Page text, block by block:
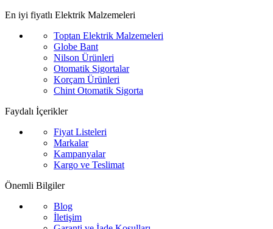
En iyi fiyatlı Elektrik Malzemeleri
Toptan Elektrik Malzemeleri
Globe Bant
Nilson Ürünleri
Otomatik Sigortalar
Korçam Ürünleri
Chint Otomatik Sigorta
Faydalı İçerikler
Fiyat Listeleri
Markalar
Kampanyalar
Kargo ve Teslimat
Önemli Bilgiler
Blog
İletişim